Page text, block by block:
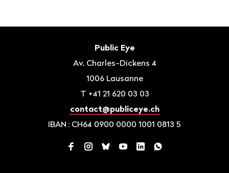
Public Eye
Av. Charles-Dickens 4
1006 Lausanne
T +41 21 620 03 03
contact@publiceye.ch
IBAN : CH64 0900 0000 1001 0813 5
Facebook
Instagram
BlueskyYouTube
LinkedInWhatsApp